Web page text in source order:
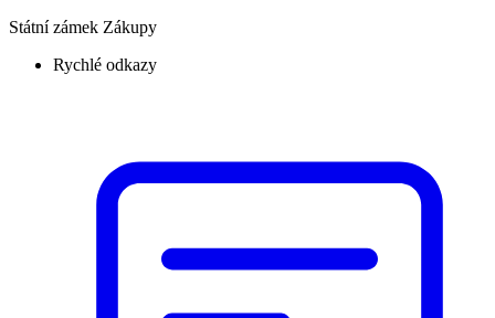
Státní zámek Zákupy
Rychlé odkazy